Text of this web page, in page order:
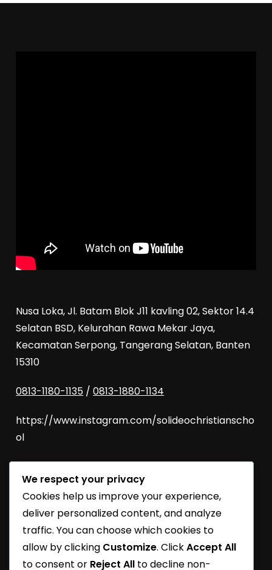
Nusa Loka, Jl. Batam Blok J11 kavling 02, Sektor 14.4
Selatan BSD, Kelurahan Rawa Mekar Jaya,
Kecamatan Serpong, Tangerang Selatan, Banten
15310
0813-1180-1135 /0813-1880-1134
https://www.instagram.com/solideochristianscho
ol
SoliDEO Open House 2027/2028 | BSD
SoliDEO High School Raih Kelulusan 100% untuk
Angkatan 2026
SoliDEO School Turns 31
We respect your privacy
Cookies help us improve your experience,
deliver personalized content, and analyze
traffic. You can choose which cookies to
allow by clicking Customize. ClickAccept All
to consent or Reject All to decline non-